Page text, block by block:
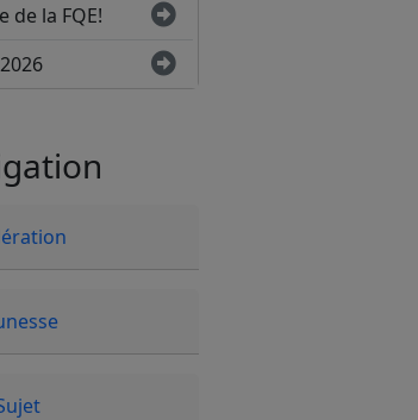
de la FQE!